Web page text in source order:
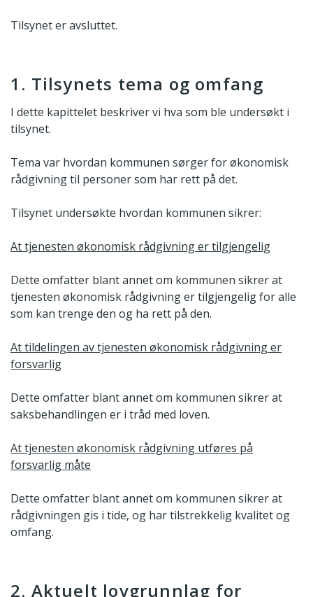
Tilsynet er avsluttet.
1. Tilsynets tema og omfang
I dette kapittelet beskriver vi hva som ble undersøkt i
tilsynet.
Tema var hvordan kommunen sørger for økonomisk
rådgivning til personer som har rett på det.
Tilsynet undersøkte hvordan kommunen sikrer:
At tjenesten økonomisk rådgivning er tilgjengelig
Dette omfatter blant annet om kommunen sikrer at
tjenesten økonomisk rådgivning er tilgjengelig for alle
som kan trenge den og ha rett på den.
At tildelingen av tjenesten økonomisk rådgivning er
forsvarlig
Dette omfatter blant annet om kommunen sikrer at
saksbehandlingen er i tråd med loven.
At tjenesten økonomisk rådgivning utføres på
forsvarlig måte
Dette omfatter blant annet om kommunen sikrer at
rådgivningen gis i tide, og har tilstrekkelig kvalitet og
omfang.
2. Aktuelt lovgrunnlag for